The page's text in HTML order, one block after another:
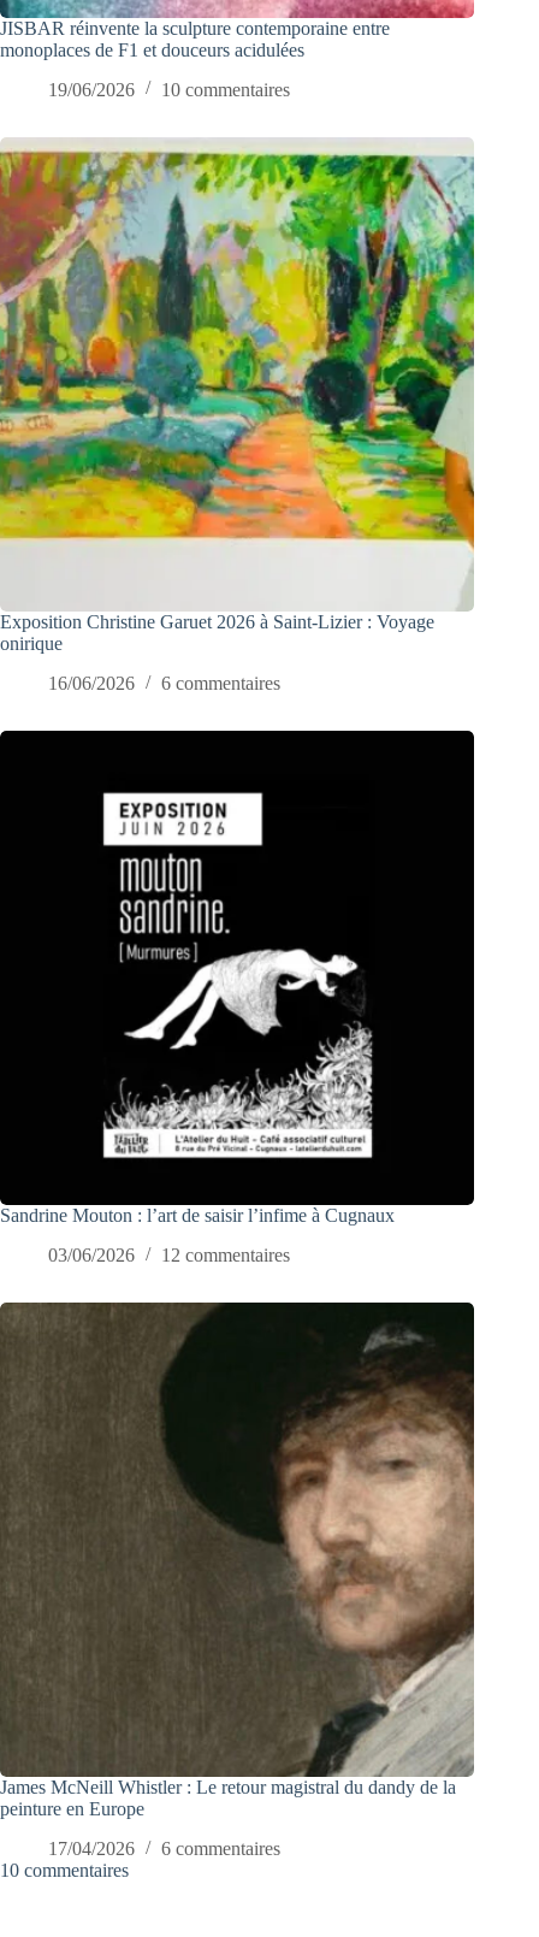
JISBAR réinvente la sculpture contemporaine entre
monoplaces de F1 et douceurs acidulées
19/06/2026
10 commentaires
Exposition Christine Garuet 2026 à Saint-Lizier : Voyage
onirique
16/06/2026
6 commentaires
Sandrine Mouton : l’art de saisir l’infime à Cugnaux
03/06/2026
12 commentaires
James McNeill Whistler : Le retour magistral du dandy de la
peinture en Europe
17/04/2026
6 commentaires
10 commentaires